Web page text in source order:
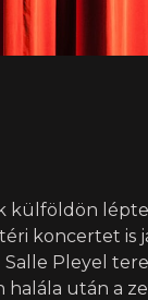
külföldön
koncertet is
Pleyel
után a